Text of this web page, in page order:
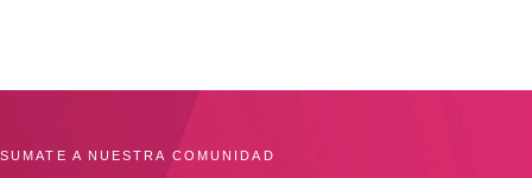
SUMATE A NUESTRA COMUNIDAD